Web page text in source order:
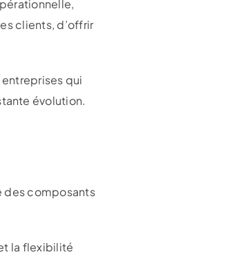
clients, d’offrir
qui
évolution.
des composants
la flexibilité